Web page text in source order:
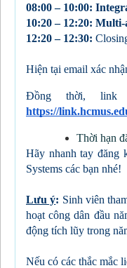
08:00 – 10:00:
10:20 – 12:20: Multi-
12:20 – 12:30:
Hiện tại email xác
Đồng thời,
https://
Thời hạn
Hãy nhanh tay đăng
Systems các bạn nhé!
Lưu ý: Sinh viên
hoạt công dân đầu
động tích lũy trong
Nếu có các thắc mắc